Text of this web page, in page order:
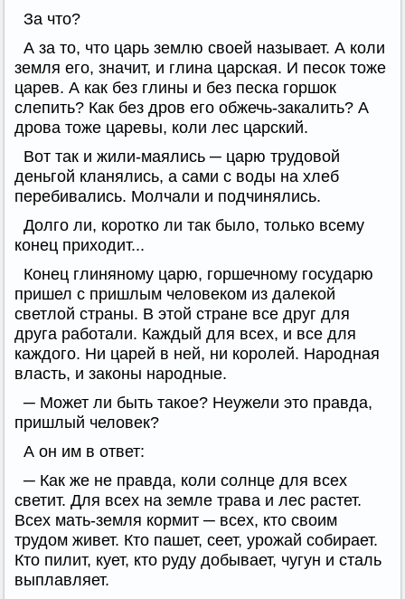
За что?
А за то, что царь землю своей называет. А коли
земля его, значит, и глина царская. И песок тоже
царев. А как без глины и без песка горшок
слепить? Как без дров его обжечь-закалить? А
дрова тоже царевы, коли лес царский.
Вот так и жили-маялись ─ царю трудовой
деньгой кланялись, а сами с воды на хлеб
перебивались. Молчали и подчинялись.
Долго ли, коротко ли так было, только всему
конец приходит...
Конец глиняному царю, горшечному государю
пришел с пришлым человеком из далекой
светлой страны. В этой стране все друг для
друга работали. Каждый для всех, и все для
каждого. Ни царей в ней, ни королей. Народная
власть, и законы народные.
─ Может ли быть такое? Неужели это правда,
пришлый человек?
А он им в ответ:
─ Как же не правда, коли солнце для всех
светит. Для всех на земле трава и лес растет.
Всех мать-земля кормит ─ всех, кто своим
трудом живет. Кто пашет, сеет, урожай собирает.
Кто пилит, кует, кто руду добывает, чугун и сталь
выплавляет.